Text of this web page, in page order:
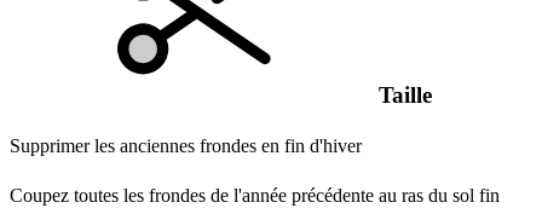
Taille
Supprimer les anciennes frondes en fin d'hiver
Coupez toutes les frondes de l'année précédente au ras du sol fin